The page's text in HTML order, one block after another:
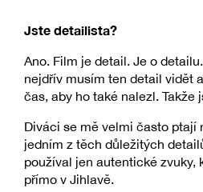
Jste detailista?
Ano. Film je detail. Je o
nejdřív musím ten detail vidět
čas, aby ho také nalezl. Takže
Diváci se mě velmi často ptají
jedním z těch důležitých
používal jen autentické zvuky,
přímo v Jihlavě.